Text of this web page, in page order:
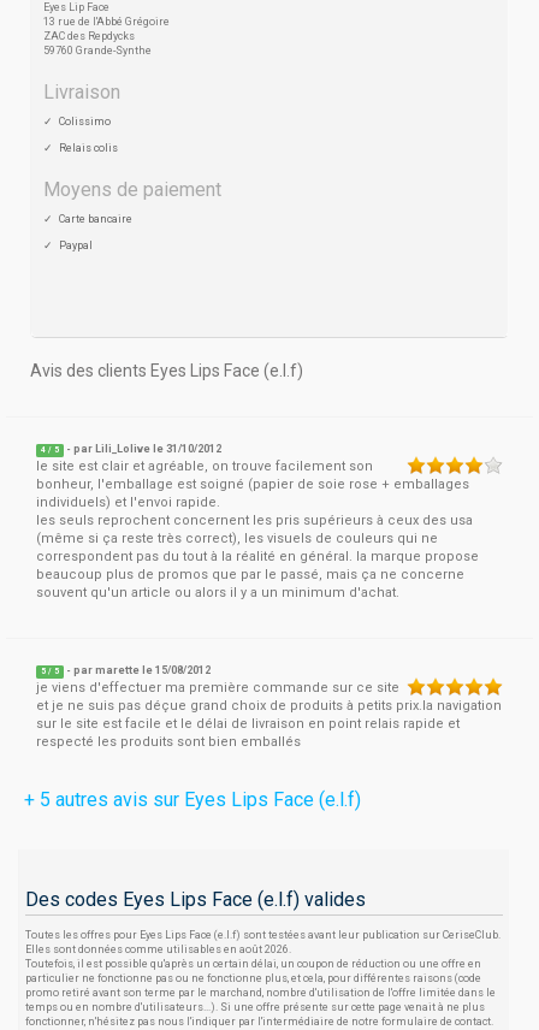
Eyes Lip Face
13 rue de l'Abbé Grégoire
ZAC des Repdycks
59760 Grande-Synthe
Livraison
Colissimo
Relais colis
Moyens de paiement
Carte bancaire
Paypal
Avis des clients Eyes Lips Face (e.l.f)
4 / 5 - par Lili_Lolive le 31/10/2012
le site est clair et agréable, on trouve facilement son
bonheur, l'emballage est soigné (papier de soie rose + emballages
individuels) et l'envoi rapide.
les seuls reprochent concernent les pris supérieurs à ceux des usa
(même si ça reste très correct), les visuels de couleurs qui ne
correspondent pas du tout à la réalité en général. la marque propose
beaucoup plus de promos que par le passé, mais ça ne concerne
souvent qu'un article ou alors il y a un minimum d'achat.
5 / 5 - parmarette le 15/08/2012
je viens d'effectuer ma première commande sur ce site
et je ne suis pas déçue grand choix de produits à petits prix.la navigation
sur le site est facile et le délai de livraison en point relais rapide et
respecté les produits sont bien emballés
+ 5 autres avis sur Eyes Lips Face (e.l.f)
Des codes Eyes Lips Face (e.l.f) valides
Toutes les offres pour Eyes Lips Face (e.l.f) sont testées avant leur publication sur CeriseClub.
Elles sont données comme utilisables en août 2026.
Toutefois, il est possible qu'après un certain délai, un coupon de réduction ou une offre en
particulier ne fonctionne pas ou ne fonctionne plus, et cela, pour différentes raisons (code
promo retiré avant son terme par le marchand, nombre d'utilisation de l'offre limitée dans le
temps ou en nombre d'utilisateurs...). Si une offre présente sur cette page venait à ne plus
fonctionner, n'hésitez pas nous l'indiquer par l'intermédiaire de notre formulaire de contact.